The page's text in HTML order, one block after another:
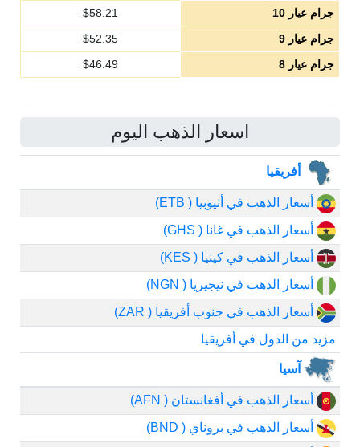
جرام عيار 10
$58.21
جرام عيار 9
$52.35
جرام عيار 8
$46.49
اسعار الذهب اليوم
أفريقيا
أسعار الذهب في أثيوبيا ( ETB)
أسعار الذهب في غانا ( GHS)
أسعار الذهب في كينيا ( KES)
أسعار الذهب في نيجيريا ( NGN)
أسعار الذهب في جنوب أفريقيا ( ZAR)
مزيد من الدول في أفريقيا
آسيا
أسعار الذهب في أفغانستان ( AFN)
أسعار الذهب في بروناي ( BND)